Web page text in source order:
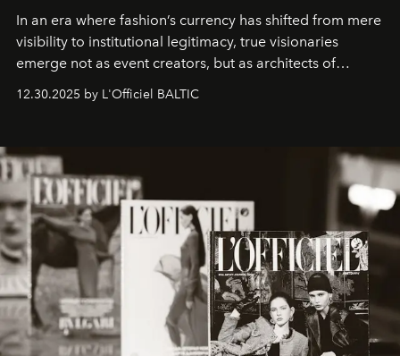
In an era where fashion’s currency has shifted from mere
visibility to institutional legitimacy, true visionaries
emerge not as event creators, but as architects of
ecosystems.
Sabrina Spinelli
brand strategist with three decades of mastery in luxury,
framework where creativity, commerce, and culture
converge with surgical precision.
12.30.2025 by L'Officiel BALTIC